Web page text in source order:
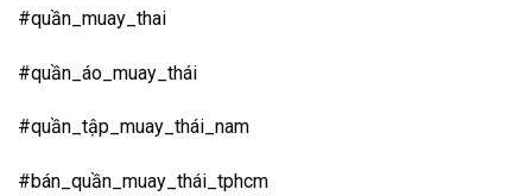
#quần_muay_thai
#quần_áo_muay_thái
#quần_tập_muay_thái_nam
#bán_quần_muay_thái_tphcm